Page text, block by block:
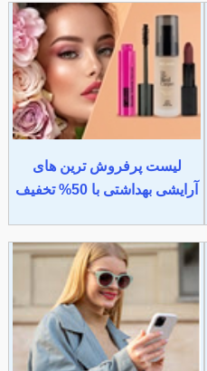
لیست پرفروش ترین های
آرایشی بهداشتی با 50% تخفیف